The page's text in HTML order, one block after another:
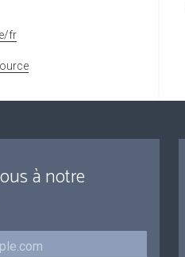
fr
à notre